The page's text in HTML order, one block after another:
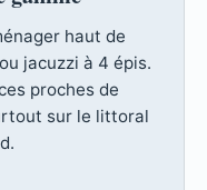
haut de
jacuzzi à 4 épis.
proches de
sur le littoral